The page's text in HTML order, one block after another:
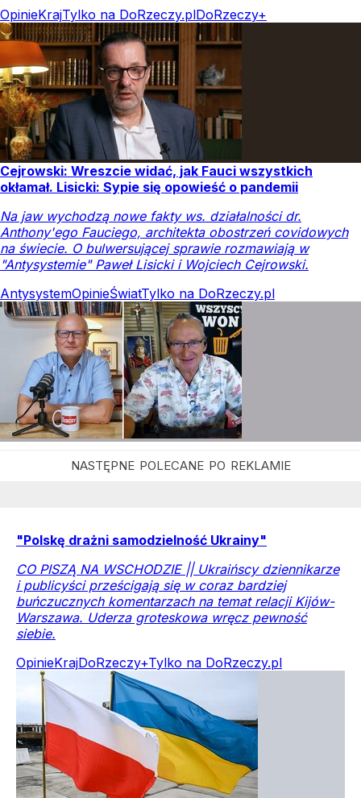
OpinieKrajTylko na DoRzeczy.plDoRzeczy+
Cejrowski: Wreszcie widać, jak Fauci wszystkich
okłamał. Lisicki: Sypie się opowieść o pandemii
Na jaw wychodzą nowe fakty ws. działalności dr.
Anthony'ego Fauciego, architekta obostrzeń covidowych
na świecie. O bulwersującej sprawie rozmawiają w
"Antysystemie" Paweł Lisicki i Wojciech Cejrowski.
AntysystemOpinieŚwiatTylko na DoRzeczy.pl
"Polskę drażni samodzielność Ukrainy"
CO PISZĄ NA WSCHODZIE || Ukraińscy dziennikarze
i publicyści prześcigają się w coraz bardziej
buńczucznych komentarzach na temat relacji Kijów-
Warszawa. Uderza groteskowa wręcz pewność
siebie.
OpinieKrajDoRzeczy+Tylko na DoRzeczy.pl